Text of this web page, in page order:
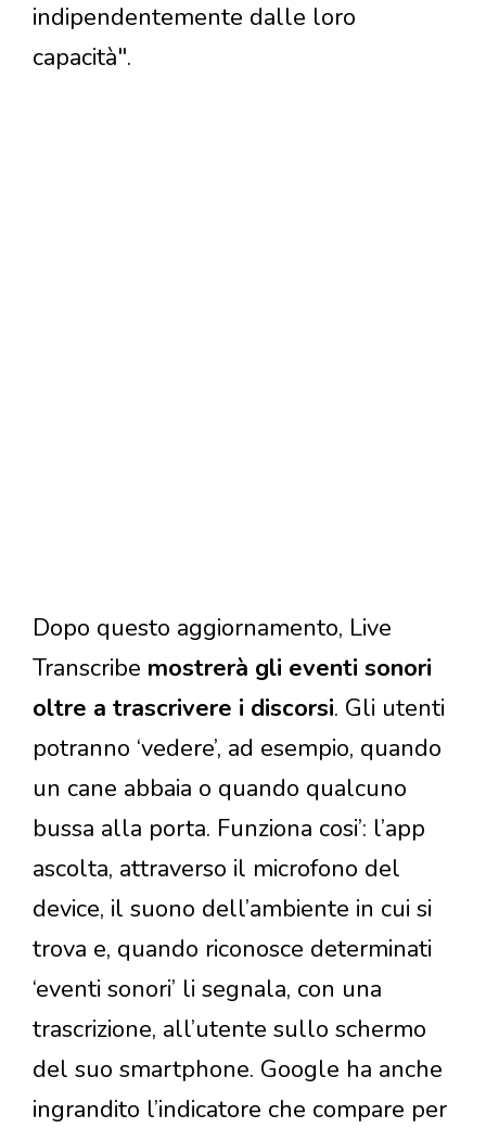
indipendentemente dalle loro
capacità".
Dopo questo aggiornamento, Live
Transcribe mostrerà gli eventi sonori
oltre a trascrivere i discorsi. Gli utenti
potranno ‘vedere’, ad esempio, quando
un cane abbaia o quando qualcuno
bussa alla porta. Funziona cosi’: l’app
ascolta, attraverso il microfono del
device, il suono dell’ambiente in cui si
trova e, quando riconosce determinati
‘eventi sonori’ li segnala, con una
trascrizione, all’utente sullo schermo
del suo smartphone. Google ha anche
ingrandito l’indicatore che compare per